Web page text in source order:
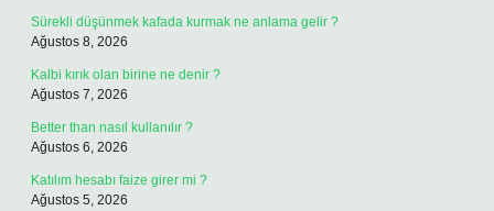
Sürekli düşünmek kafada kurmak ne anlama gelir ?
Ağustos 8, 2026
Kalbi kırık olan birine ne denir ?
Ağustos 7, 2026
Better than nasıl kullanılır ?
Ağustos 6, 2026
Katılım hesabı faize girer mi ?
Ağustos 5, 2026